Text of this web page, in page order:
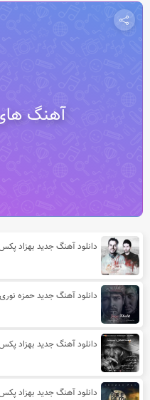
آهنگ
آخرین مطالب
دانلود آهنگ جدید بهزاد
دانلود آهنگ جدید حمزه
دانلود آهنگ جدید بهزاد